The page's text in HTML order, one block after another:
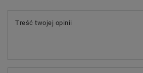
Treść twojej opinii